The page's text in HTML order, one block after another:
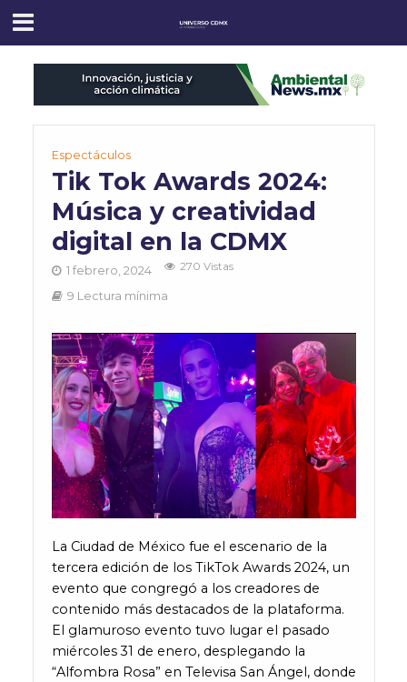
Espectáculos
Tik Tok Awards 2024:
Música y creatividad
digital en la CDMX
1 febrero, 2024 270 Vistas
9 Lectura mínima
La Ciudad de México fue el escenario de la
tercera edición de los TikTok Awards 2024, un
evento que congregó a los creadores de
contenido más destacados de la plataforma.
El glamuroso evento tuvo lugar el pasado
miércoles 31 de enero, desplegando la
“Alfombra Rosa” en Televisa San Ángel, donde